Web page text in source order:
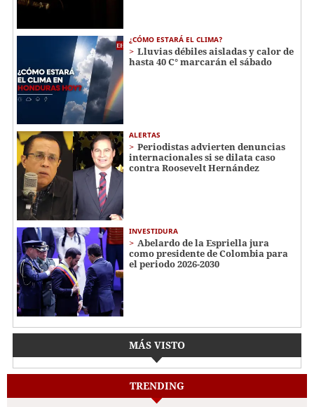
¿CÓMO ESTARÁ EL CLIMA?
Lluvias débiles aisladas y calor de
hasta 40 C° marcarán el sábado
ALERTAS
Periodistas advierten denuncias
internacionales si se dilata caso
contra Roosevelt Hernández
INVESTIDURA
Abelardo de la Espriella jura
como presidente de Colombia para
el periodo 2026-2030
MÁS VISTO
TRENDING